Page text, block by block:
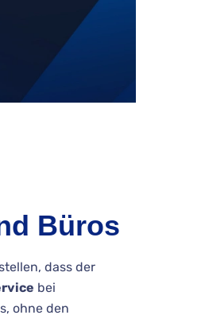
Büros
dass der
bei
ohne den